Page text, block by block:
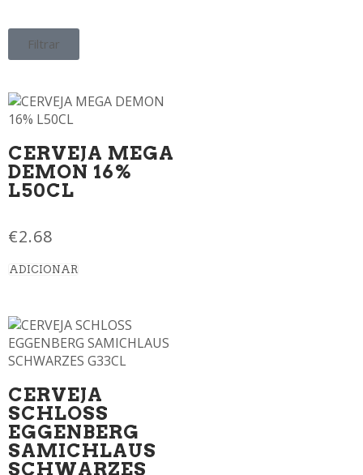
Filtrar
CERVEJA MEGA
DEMON 16%
L50CL
€2.68
ADICIONAR
CERVEJA
SCHLOSS
EGGENBERG
SAMICHLAUS
SCHWARZES